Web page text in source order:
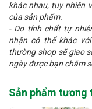
khác nhau, tuy nhiên
của sản phẩm.
- Do tính chất tự
nhận có thể khác
thường shop sẽ giao
ngày được bạn chăm
Sản phẩm tương